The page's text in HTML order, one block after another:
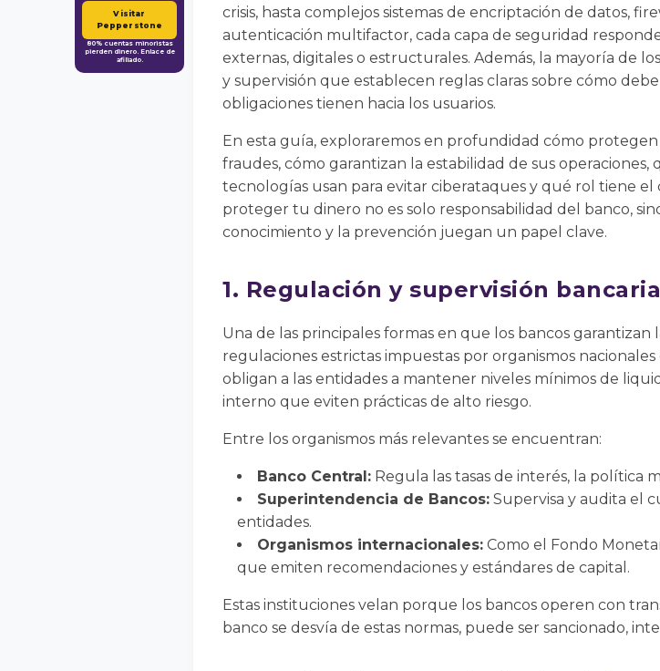
Visitar
Pepperstone
80% cuentas minoristas
pierden dinero. Enlace de
afiliado.
crisis, hasta complejos sistemas de encriptación de datos,
autenticación multifactor, cada capa de seguridad
externas, digitales o estructurales. Además, la mayoría de
y supervisión que establecen reglas claras sobre cómo
obligaciones tienen hacia los usuarios.
En esta guía, exploraremos en profundidad cómo
fraudes, cómo garantizan la estabilidad de sus
tecnologías usan para evitar ciberataques y qué rol tiene
proteger tu dinero no es solo responsabilidad del banco,
conocimiento y la prevención juegan un papel clave.
1. Regulación y supervisión bancaria
Una de las principales formas en que los bancos
regulaciones estrictas impuestas por organismos
obligan a las entidades a mantener niveles mínimos de
interno que eviten prácticas de alto riesgo.
Entre los organismos más relevantes se encuentran:
Banco Central: Regula las tasas de interés, la política
Superintendencia de Bancos: Supervisa y audita el
entidades.
Organismos internacionales: Como el Fondo
que emiten recomendaciones y estándares de capital.
Estas instituciones velan porque los bancos operen con
banco se desvía de estas normas, puede ser sancionado,